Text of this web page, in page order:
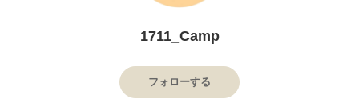
1711_Camp
フォローする